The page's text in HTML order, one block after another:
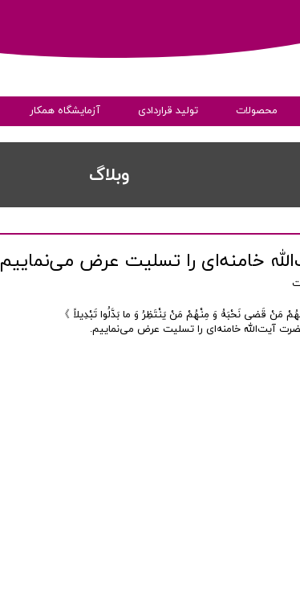
مدیرعامل
های همکار
محصولات تولید قراردادی آزمایشگاه همکار
​​وبلاگ
خامنه‌ای را تسلیت عرض می‌نماییم
مَنْ قَضى نَحْبَهُ وَ مِنْهُمْ مَنْ یَنْتَظِرُ وَ ما بَدَّلُوا تَبْدِیلاً 》
حضرت آیت‌الله خامنه‌ای را تسلیت عرض می‌نماییم.